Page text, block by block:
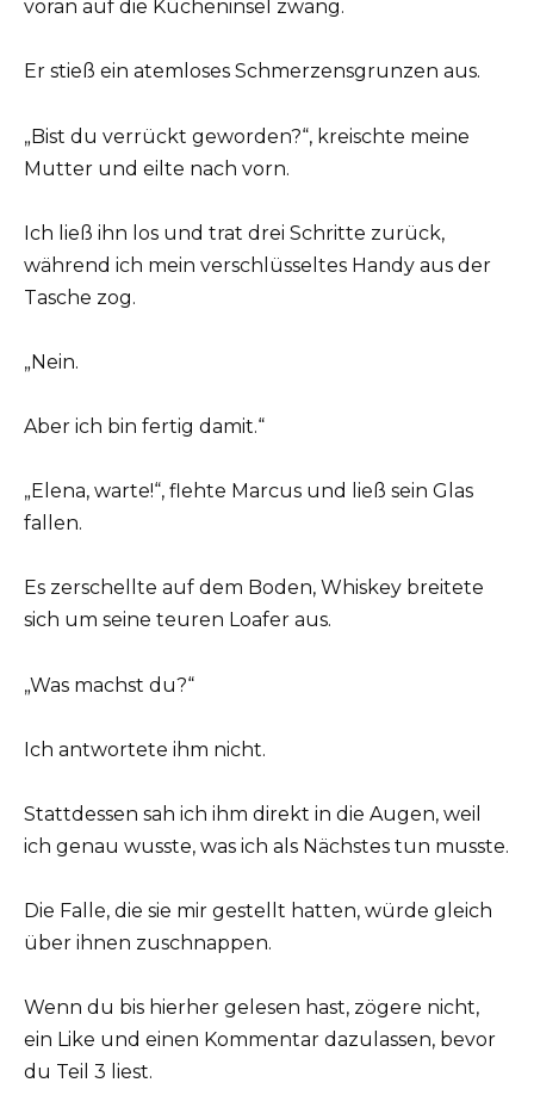
voran auf die Kücheninsel zwang.
Er stieß ein atemloses Schmerzensgrunzen aus.
„Bist du verrückt geworden?“, kreischte meine
Mutter und eilte nach vorn.
Ich ließ ihn los und trat drei Schritte zurück,
während ich mein verschlüsseltes Handy aus der
Tasche zog.
„Nein.
Aber ich bin fertig damit.“
„Elena, warte!“, flehte Marcus und ließ sein Glas
fallen.
Es zerschellte auf dem Boden, Whiskey breitete
sich um seine teuren Loafer aus.
„Was machst du?“
Ich antwortete ihm nicht.
Stattdessen sah ich ihm direkt in die Augen, weil
ich genau wusste, was ich als Nächstes tun musste.
Die Falle, die sie mir gestellt hatten, würde gleich
über ihnen zuschnappen.
Wenn du bis hierher gelesen hast, zögere nicht,
ein Like und einen Kommentar dazulassen, bevor
du Teil 3 liest.